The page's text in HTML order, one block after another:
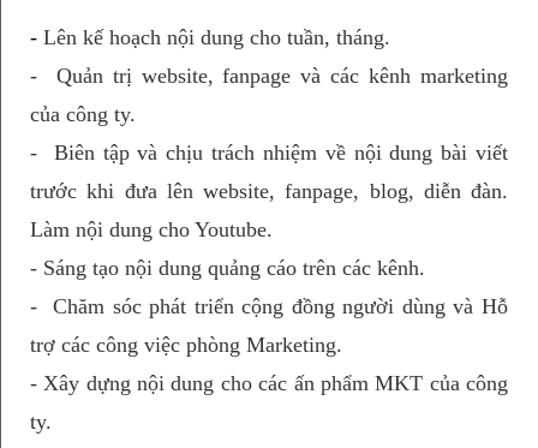
- Lên kế hoạch nội dung cho tuần, tháng.
- Quản trị website, fanpage và các kênh marketing
của công ty.
- Biên tập và chịu trách nhiệm về nội dung bài viết
trước khi đưa lên website, fanpage, blog, diễn đàn.
Làm nội dung cho Youtube.
- Sáng tạo nội dung quảng cáo trên các kênh.
-Chăm sóc phát triển cộng đồng người dùng và Hỗ
trợ các công việc phòng Marketing.
- Xây dựng nội dung cho các ấn phẩm MKT của công
ty.